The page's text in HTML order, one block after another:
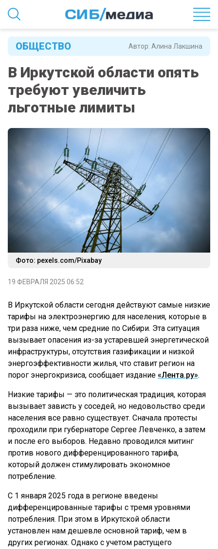
Автор: Алина Лакшина
ОБЩЕСТВО
В Иркутской области опять
требуют увеличить
льготные лимиты
Фото: pexels.com/Pixabay
19 ФЕВРАЛЯ 2025 06:52
В Иркутской области сегодня действуют самые низкие
тарифы на электроэнергию для населения, которые в
три раза ниже, чем средние по Сибири. Эта ситуация
вызывает опасения из-за устаревшей энергетической
инфраструктуры, отсутствия газификации и низкой
энергоэффективности жилья, что ставит регион на
порог энергокризиса, сообщает издание «Лента.ру».
Низкие тарифы — это политическая традиция, которая
вызывает зависть у соседей, но недовольство среди
населения все равно существует. Сначала протесты
проходили при губернаторе Сергее Левченко, а затем
и после его выборов. Недавно проводился митинг
против нового дифференцированного тарифа,
который должен стимулировать экономное
потребление.
С 1 января 2025 года в регионе введены
дифференцированные тарифы с тремя уровнями
потребления. При этом в Иркутской области
установлен нам дешевле основной тариф, чем в
других регионах. Однако с учетом растущего